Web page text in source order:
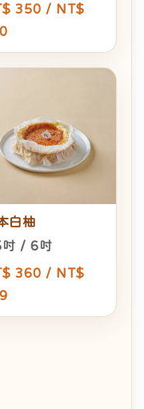
350 / NT$
白柚
吋 / 6吋
360 / NT$